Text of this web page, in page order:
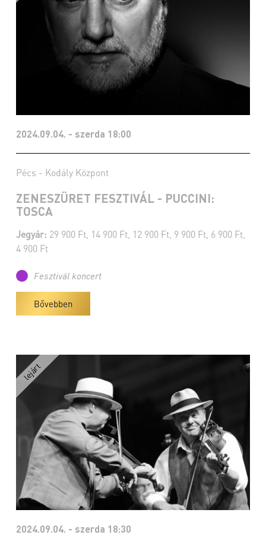
2024.09.04. - szerda 18:00
Pécs - Kodály Központ
ZENESZÜRET FESZTIVÁL - PUCCINI:
TOSCA
Jegyár: 29 900 Ft, 14 900 Ft, 12 900 Ft, 9 900 Ft, 6 900 Ft,
4 900 Ft
Fesztivál koncert
Bővebben
2024.09.04. - szerda 18:30